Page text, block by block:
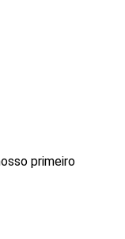
primeiro